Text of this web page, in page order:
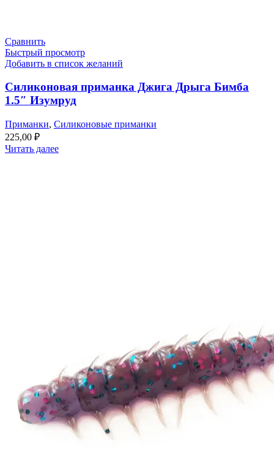
Сравнить
Быстрый просмотр
Добавить в список желаний
Силиконовая приманка Джига Дрыга Бимба
1.5″ Изумруд
Приманки, Силиконовые приманки
225,00 ₽
Читать далее